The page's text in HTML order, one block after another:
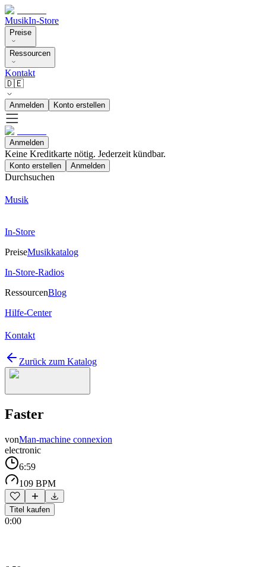
MusikIn-Store
Preise
Ressourcen
Kontakt
🇩🇪
Anmelden Konto erstellen
Anmelden
Keine Kreditkarte nötig. Jederzeit kündbar.
Konto erstellen Anmelden
Durchsuchen
Musik
In-Store
PreiseMusikkatalog
In-Store-Radios
RessourcenBlog
Hilfe-Center
Kontakt
Zurück zum Katalog
Faster
vonMan-machine connexion
electronic
6:59
109 BPM
Titel kaufen
0:00